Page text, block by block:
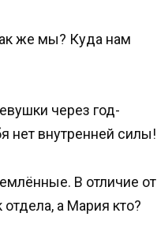
же мы? Куда нам
через год-
нет внутренней силы!
В отличие от
а Мария кто?